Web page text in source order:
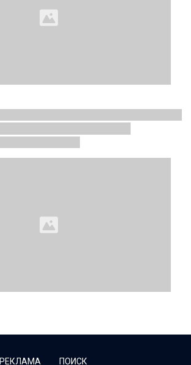
РЕКЛАМА ПОИСК